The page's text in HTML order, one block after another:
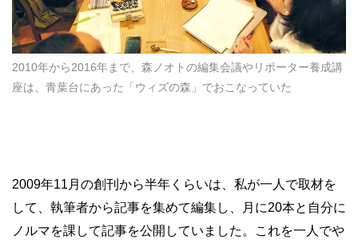
2010年から2016年まで、森ノオトの編集会議やリポーター養成講
座は、青葉台にあった「ウィズの森」でおこなっていた
2009年11月の創刊から半年くらいは、私が一人で取材を
して、執筆者から記事を集めて編集し、月に20本と自分に
ノルマを課して記事を公開していました。これを一人でや